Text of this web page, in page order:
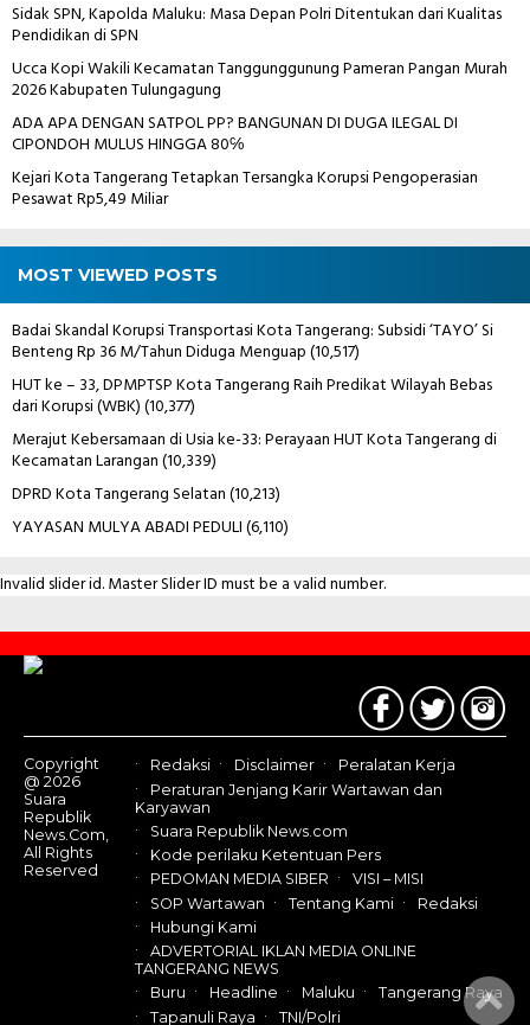
Sidak SPN, Kapolda Maluku: Masa Depan Polri Ditentukan dari Kualitas
Pendidikan di SPN
Ucca Kopi Wakili Kecamatan Tanggunggunung Pameran Pangan Murah
2026 Kabupaten Tulungagung
ADA APA DENGAN SATPOL PP? BANGUNAN DI DUGA ILEGAL DI
CIPONDOH MULUS HINGGA 80℅
Kejari Kota Tangerang Tetapkan Tersangka Korupsi Pengoperasian
Pesawat Rp5,49 Miliar
MOST VIEWED POSTS
Badai Skandal Korupsi Transportasi Kota Tangerang: Subsidi ‘TAYO’ Si
Benteng Rp 36 M/Tahun Diduga Menguap(10,517)
HUT ke – 33, DPMPTSP Kota Tangerang Raih Predikat Wilayah Bebas
dari Korupsi (WBK)(10,377)
Merajut Kebersamaan di Usia ke-33: Perayaan HUT Kota Tangerang di
Kecamatan Larangan(10,339)
DPRD Kota Tangerang Selatan(10,213)
YAYASAN MULYA ABADI PEDULI(6,110)
Invalid slider id. Master Slider ID must be a valid number.
Contact
Us
Copyright
@ 2026
Suara
Republik
News.Com,
All Rights
Reserved
Redaksi Disclaimer
Peralatan Kerja
Peraturan Jenjang Karir Wartawan dan
Karyawan
Suara Republik News.com
Kode perilaku Ketentuan Pers
PEDOMAN MEDIA SIBER
VISI – MISI
SOP Wartawan
Tentang Kami
Redaksi
Hubungi Kami
ADVERTORIAL IKLAN MEDIA ONLINE
TANGERANG NEWS
Buru
Headline Maluku
Tangerang Raya
Tapanuli Raya
TNI/Polri